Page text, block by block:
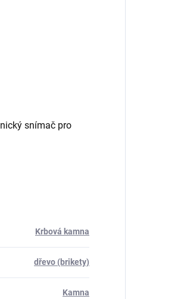
snímač pro
Krbová kamna
dřevo (brikety)
Kamna